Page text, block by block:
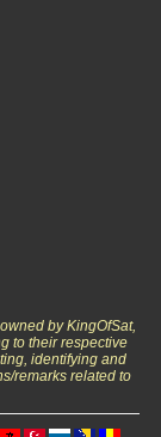
by KingOfSat,
to their respective
identifying and
remarks related to